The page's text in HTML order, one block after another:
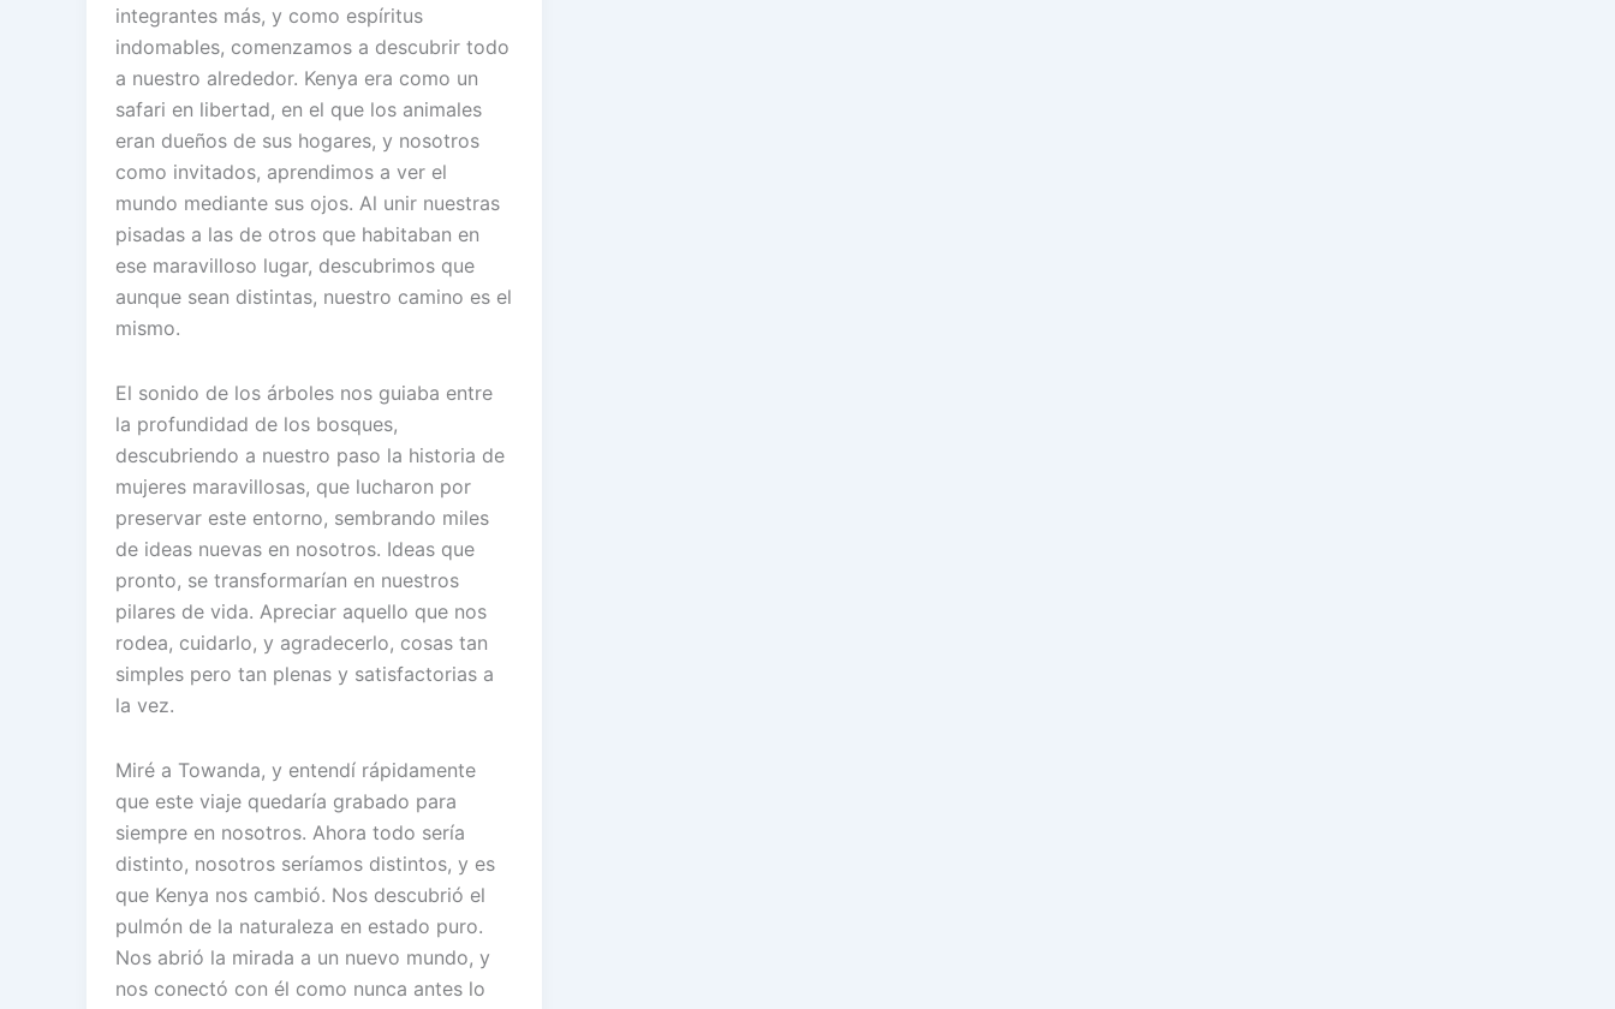
integrantes más, y como espíritus
indomables, comenzamos a descubrir todo
a nuestro alrededor. Kenya era como un
safari en libertad, en el que los animales
eran dueños de sus hogares, y nosotros
como invitados, aprendimos a ver el
mundo mediante sus ojos. Al unir nuestras
pisadas a las de otros que habitaban en
ese maravilloso lugar, descubrimos que
aunque sean distintas, nuestro camino es el
mismo.
El sonido de los árboles nos guiaba entre
la profundidad de los bosques,
descubriendo a nuestro paso la historia de
mujeres maravillosas, que lucharon por
preservar este entorno, sembrando miles
de ideas nuevas en nosotros. Ideas que
pronto, se transformarían en nuestros
pilares de vida. Apreciar aquello que nos
rodea, cuidarlo, y agradecerlo, cosas tan
simples pero tan plenas y satisfactorias a
la vez.
Miré a Towanda, y entendí rápidamente
que este viaje quedaría grabado para
siempre en nosotros. Ahora todo sería
distinto, nosotros seríamos distintos, y es
que Kenya nos cambió. Nos descubrió el
pulmón de la naturaleza en estado puro.
Nos abrió la mirada a un nuevo mundo, y
nos conectó con él como nunca antes lo